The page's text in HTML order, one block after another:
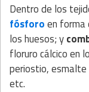
Dentro de los
fósforoen forma
los huesos; y
floruro cálcico en
periostio,
etc.